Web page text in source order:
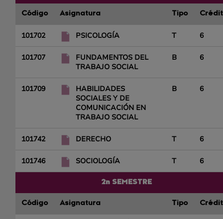
Código Asignatura Tipo
101702 PSICOLOGÍA T 6
101707
FUNDAMENTOS DEL
TRABAJO SOCIAL
B 6
101709
HABILIDADES
SOCIALES Y DE
COMUNICACIÓN EN
TRABAJO SOCIAL
B 6
101742 DERECHO T 6
101746 SOCIOLOGÍA T 6
2n SEMESTRE
Código Asignatura Tipo